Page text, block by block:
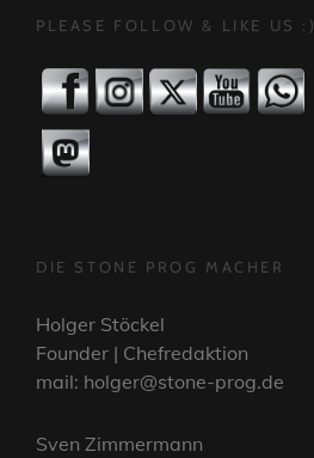
PLEASE FOLLOW & LIKE US :)
DIE STONE PROG MACHER
Holger Stöckel
Founder | Chefredaktion
mail: holger@stone-prog.de
Sven Zimmermann